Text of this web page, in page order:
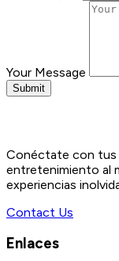
Your Message
Submit
Conéctate con tus
entretenimiento al
experiencias
Contact Us
Enlaces